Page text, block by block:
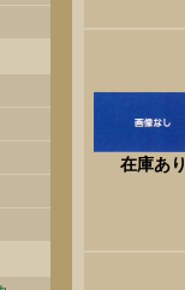
在庫あり